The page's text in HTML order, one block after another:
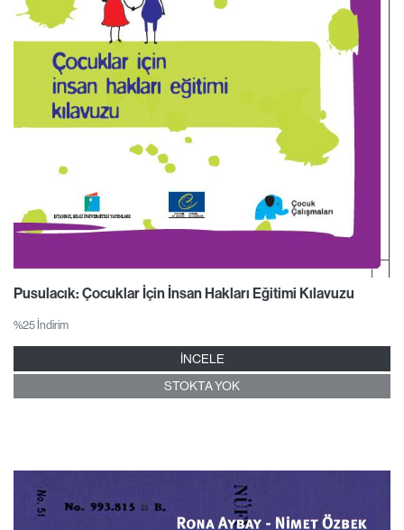
Pusulacık: Çocuklar İçin İnsan Hakları Eğitimi Kılavuzu
%25 İndirim
İNCELE
STOKTA YOK